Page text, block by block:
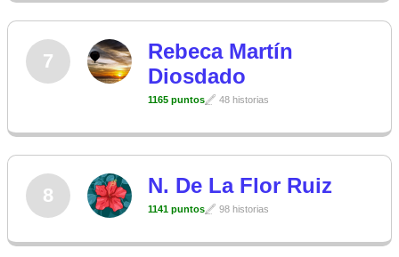
7
Rebeca Martín
Diosdado
1165 puntos 48 historias
8 N. De La Flor Ruiz
1141 puntos 98 historias